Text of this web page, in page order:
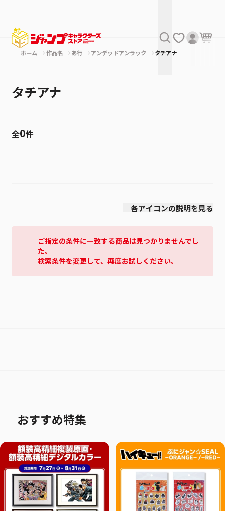
ホーム 作品名 あ行 アンデッドアンラック タチアナ
タチアナ
全0件
各アイコンの説明を見る
ご指定の条件に一致する商品は見つかりませんでし
た。
検索条件を変更して、再度お試しください。
おすすめ特集